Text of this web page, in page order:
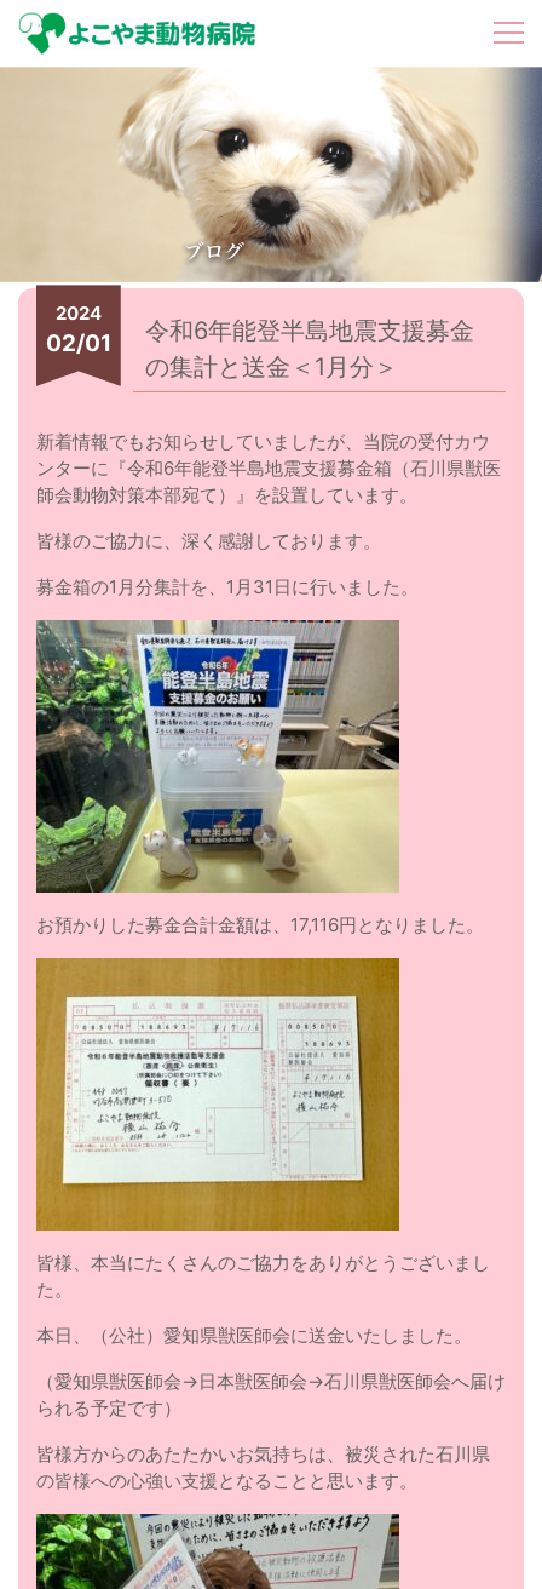
2024
02/01
令和6年能登半島地震支援募金
の集計と送金＜1月分＞
新着情報でもお知らせしていましたが、当院の受付カウ
ンターに『令和6年能登半島地震支援募金箱（石川県獣医
師会動物対策本部宛て）』を設置しています。
皆様のご協力に、深く感謝しております。
募金箱の1月分集計を、1月31日に行いました。
お預かりした募金合計金額は、17,116円となりました。
皆様、本当にたくさんのご協力をありがとうございまし
た。
本日、（公社）愛知県獣医師会に送金いたしました。
（愛知県獣医師会→日本獣医師会→石川県獣医師会へ届け
られる予定です）
皆様方からのあたたかいお気持ちは、被災された石川県
の皆様への心強い支援となることと思います。